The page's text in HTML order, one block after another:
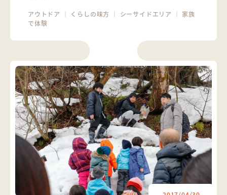
アウトドア ｜ くらしの味方 ｜ シーサイドエリア ｜ 家族
で体験